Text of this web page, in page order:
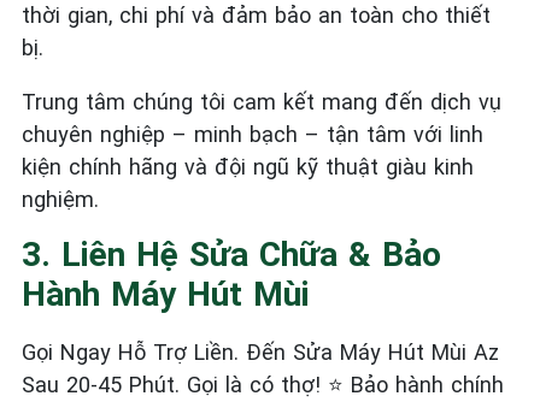
thời gian, chi phí và đảm bảo an toàn cho thiết
bị.
Trung tâm chúng tôi cam kết mang đến dịch vụ
chuyên nghiệp – minh bạch – tận tâm với linh
kiện chính hãng và đội ngũ kỹ thuật giàu kinh
nghiệm.
3. Liên Hệ Sửa Chữa & Bảo
Hành Máy Hút Mùi
Gọi Ngay Hỗ Trợ Liền. Đến Sửa Máy Hút Mùi Az
Sau 20-45 Phút. Gọi là có thợ! ⭐ Bảo hành chính